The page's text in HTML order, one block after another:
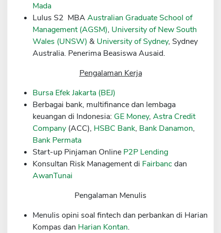
Broker Forex
Sekuritas Saham
Bank Digital
Crypto
Exchange
Asuransi
Asuransi Jiwa
Asuransi Kesehatan
Asuransi Syariah
Mada
Lulus S2 MBAAustralian Graduate School of
Management (AGSM), University of New South
Wales (UNSW) & University of Sydney, Sydney
Australia. Penerima Beasiswa Ausaid.
Pengalaman Kerja
Bursa Efek Jakarta (BEJ)
Berbagai bank, multifinance dan lembaga
keuangan di Indonesia: GE Money,Astra Credit
Company (ACC), HSBC Bank, Bank Danamon,
Bank Permata
Start-up Pinjaman Online P2P Lending
Konsultan Risk Management di Fairbancdan
AwanTunai
Pengalaman Menulis
Menulis opini soal fintech dan perbankan di Harian
Kompas dan Harian Kontan.